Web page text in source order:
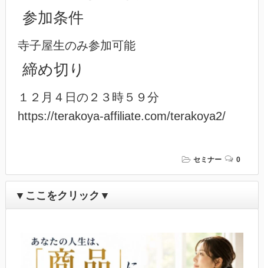
参加条件
寺子屋生のみ参加可能
締め切り
１２月４日の２３時５９分
https://terakoya-affiliate.com/terakoya2/
セミナー 0
▼ここをクリック▼